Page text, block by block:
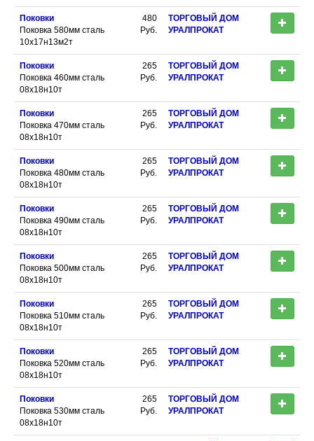
Поковки
Поковка 580мм сталь
10х17н13м2т
480
Руб.
ТОРГОВЫЙ ДОМ
УРАЛПРОКАТ
Поковки
Поковка 460мм сталь
08х18н10т
265
Руб.
ТОРГОВЫЙ ДОМ
УРАЛПРОКАТ
Поковки
Поковка 470мм сталь
08х18н10т
265
Руб.
ТОРГОВЫЙ ДОМ
УРАЛПРОКАТ
Поковки
Поковка 480мм сталь
08х18н10т
265
Руб.
ТОРГОВЫЙ ДОМ
УРАЛПРОКАТ
Поковки
Поковка 490мм сталь
08х18н10т
265
Руб.
ТОРГОВЫЙ ДОМ
УРАЛПРОКАТ
Поковки
Поковка 500мм сталь
08х18н10т
265
Руб.
ТОРГОВЫЙ ДОМ
УРАЛПРОКАТ
Поковки
Поковка 510мм сталь
08х18н10т
265
Руб.
ТОРГОВЫЙ ДОМ
УРАЛПРОКАТ
Поковки
Поковка 520мм сталь
08х18н10т
265
Руб.
ТОРГОВЫЙ ДОМ
УРАЛПРОКАТ
Поковки
Поковка 530мм сталь
08х18н10т
265
Руб.
ТОРГОВЫЙ ДОМ
УРАЛПРОКАТ